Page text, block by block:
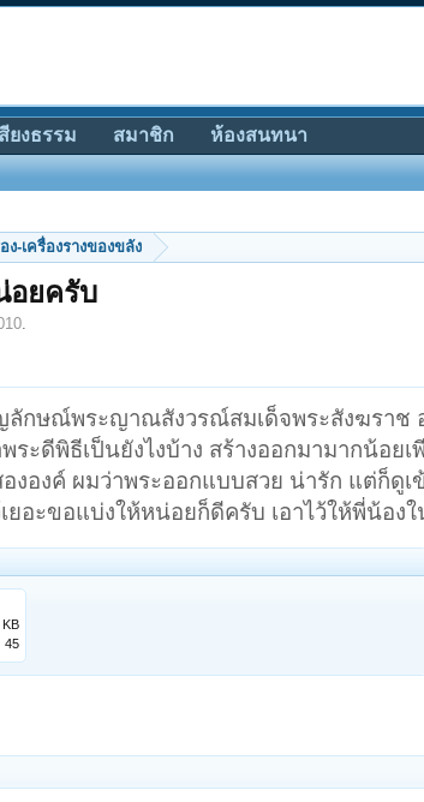
ง-เครื่องรางของขลัง
อยครับ
.
ลักษณ์พระญาณสังวรณ์สมเด็จพระสังฆราช
ะดีพิธีเป็นยังไงบ้าง สร้างออกมามากน้อยเ
งองค์ ผมว่าพระออกแบบสวย น่ารัก แต่ก็ดูเ
ยอะขอแบ่งให้หน่อยก็ดีครับ เอาไว้ให้พี่น้อง
KB
45
สียงธรรม สมาชิก ห้องสนทนา